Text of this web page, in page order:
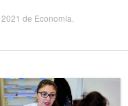
de Economía